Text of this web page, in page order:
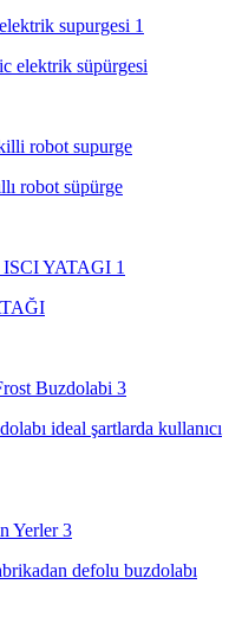
elektrik süpürgesi
robot süpürge
ideal şartlarda kullanıcı
defolu buzdolabı